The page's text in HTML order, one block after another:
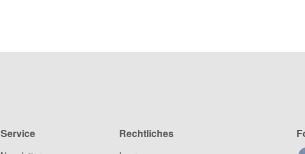
Service Rechtliches